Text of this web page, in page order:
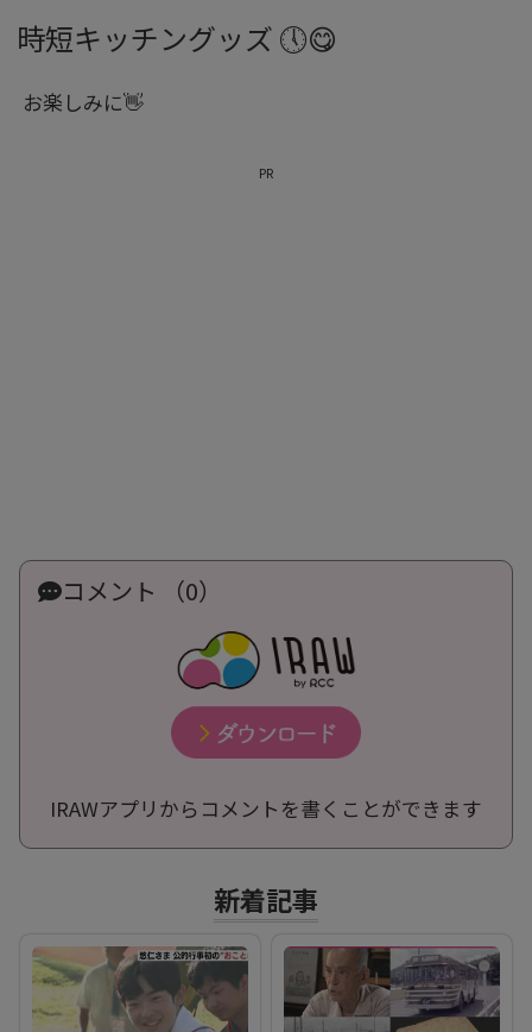
時短キッチングッズ 🕔😋
お楽しみに👋
PR
コメント （0）
IRAWアプリからコメントを書くことができます
新着記事